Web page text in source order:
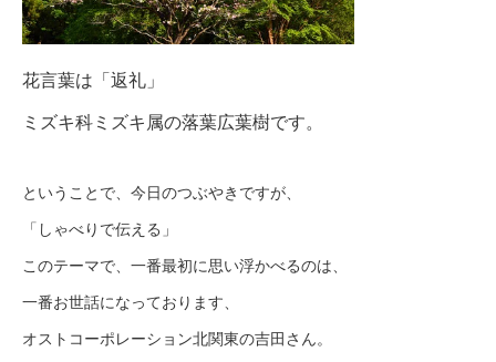
花言葉は「返礼」
ミズキ科ミズキ属の落葉広葉樹です。
ということで、今日のつぶやきですが、
「しゃべりで伝える」
このテーマで、一番最初に思い浮かべるのは、
一番お世話になっております、
オストコーポレーション北関東の吉田さん。